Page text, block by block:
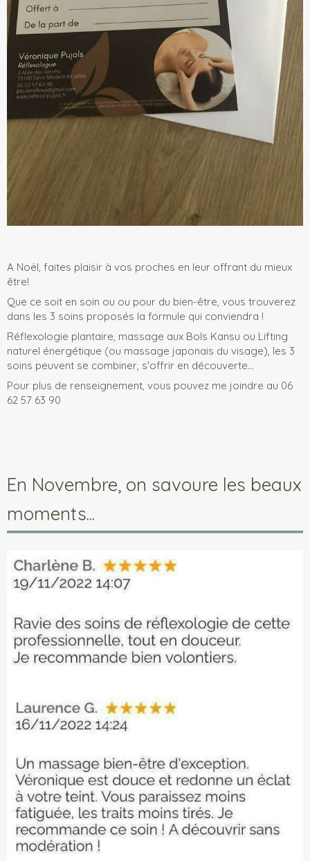
A Noël, faites plaisir à vos proches en leur offrant du mieux
être!
Que ce soit en soin ou ou pour du bien-être, vous trouverez
dans les 3 soins proposés la formule qui conviendra !
Réflexologie plantaire, massage aux Bols Kansu ou Lifting
naturel énergétique (ou massage japonais du visage), les 3
soins peuvent se combiner, s'offrir en découverte...
Pour plus de renseignement, vous pouvez me joindre au 06
62 57 63 90
En Novembre, on savoure les beaux
moments...